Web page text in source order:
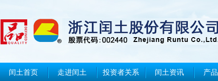
闰土首页 走进闰土 投资者关系 闰土资讯 产